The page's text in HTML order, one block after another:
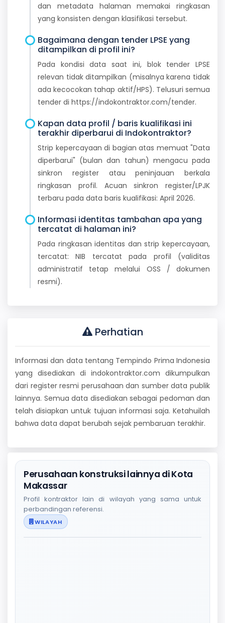
dan metadata halaman memakai ringkasan
yang konsisten dengan klasifikasi tersebut.
Bagaimana dengan tender LPSE yang
ditampilkan di profil ini?
Pada kondisi data saat ini, blok tender LPSE
relevan tidak ditampilkan (misalnya karena tidak
ada kecocokan tahap aktif/HPS). Telusuri semua
tender di https://indokontraktor.com/tender.
Kapan data profil / baris kualifikasi ini
terakhir diperbarui di Indokontraktor?
Strip kepercayaan di bagian atas memuat "Data
diperbarui" (bulan dan tahun) mengacu pada
sinkron register atau peninjauan berkala
ringkasan profil. Acuan sinkron register/LPJK
terbaru pada data baris kualifikasi: April 2026.
Informasi identitas tambahan apa yang
tercatat di halaman ini?
Pada ringkasan identitas dan strip kepercayaan,
tercatat: NIB tercatat pada profil (validitas
administratif tetap melalui OSS / dokumen
resmi).
Perhatian
Informasi dan data tentang Tempindo Prima Indonesia
yang disediakan di indokontraktor.com dikumpulkan
dari register resmi perusahaan dan sumber data publik
lainnya. Semua data disediakan sebagai pedoman dan
telah disiapkan untuk tujuan informasi saja. Ketahuilah
bahwa data dapat berubah sejak pembaruan terakhir.
Perusahaan konstruksi lainnya di Kota
Makassar
Profil kontraktor lain di wilayah yang sama untuk
perbandingan referensi.
WILAYAH